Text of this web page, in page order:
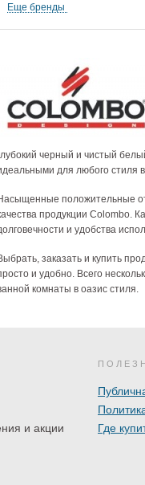
Еще бренды
черный и чистый
для любого стиля
положительные
продукции Colombo.
и удобства
заказать и купить
и удобно. Всего
комнаты в оазис стиля.
и акции
Где